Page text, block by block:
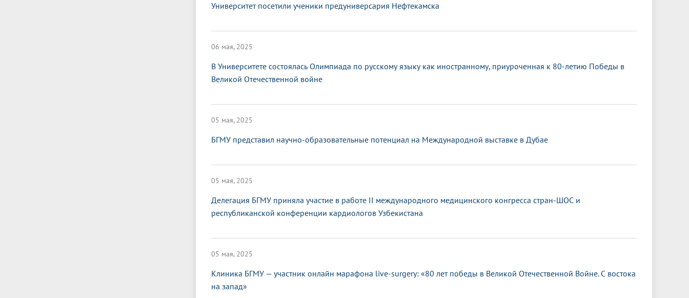
Университет посетили ученики предуниверсария Нефтекамска
06 мая, 2025
В Университете состоялась Олимпиада по русскому языку как иностранному, приуроченная к 80-летию Победы в
Великой Отечественной войне
05 мая, 2025
БГМУ представил научно-образовательные потенциал на Международной выставке в Дубае
05 мая, 2025
Делегация БГМУ приняла участие в работе II международного медицинского конгресса стран-ШОС и
республиканской конференции кардиологов Узбекистана
05 мая, 2025
Клиника БГМУ — участник онлайн марафона live-surgery: «80 лет победы в Великой Отечественной Войне. С востока
на запад»